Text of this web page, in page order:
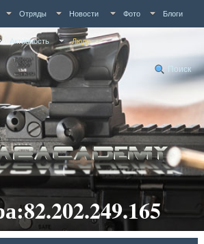
Отряды Новости Фото Блоги
Активность Люди
Поиск